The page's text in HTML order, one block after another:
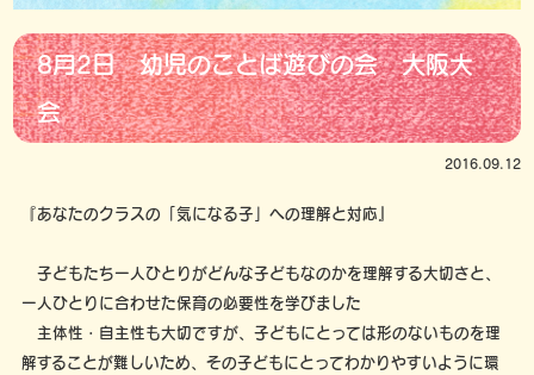
8月2日 幼児のことば遊びの会 大阪大
会
2016.09.12
『あなたのクラスの「気になる子」への理解と対応』
子どもたち一人ひとりがどんな子どもなのかを理解する大切さと、
一人ひとりに合わせた保育の必要性を学びました
主体性・自主性も大切ですが、子どもにとっては形のないものを理
解することが難しいため、その子どもにとってわかりやすいように環